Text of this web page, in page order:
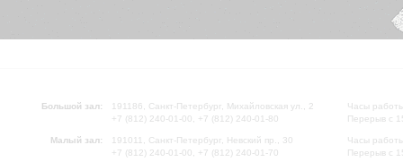
Большой зал:
191186, Санкт-Петербург, Михайловская ул., 2
+7 (812) 240-01-00, +7 (812) 240-01-80
Малый зал:
191011, Санкт-Петербург, Невский пр., 30
+7 (812) 240-01-00, +7 (812) 240-01-70
Часы
Перерыв с
Часы
Перерыв с